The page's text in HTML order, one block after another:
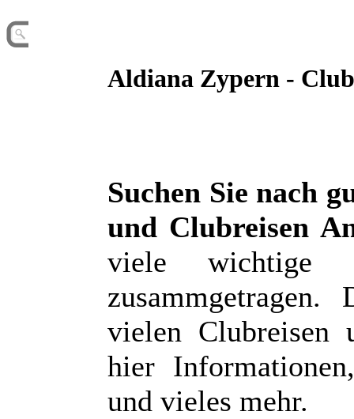
Aldiana Zypern -
Suchen Sie nach
und Clubreisen
viele wichtige
vielen Clubreisen
hier
und vieles mehr.